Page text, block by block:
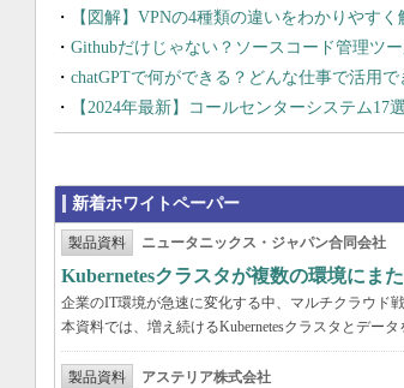
【図解】VPNの4種類の違いをわかりやす
Githubだけじゃない？ソースコード管理ツ
chatGPTで何ができる？どんな仕事で活用
【2024年最新】コールセンターシステム
新着ホワイトペーパー
製品資料 ニュータニックス・ジャパン合同会社
Kubernetesクラスタが複数の環境にま
企業のIT環境が急速に変化する中、マルチクラウド
本資料では、増え続けるKubernetesクラスタとデー
製品資料 アステリア株式会社